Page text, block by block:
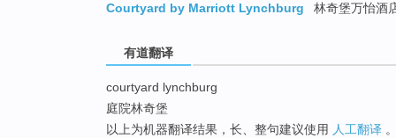
Courtyard by Marriott Lynchburg
林奇堡万怡酒
有道翻译
courtyard lynchburg
庭院林奇堡
以上为机器翻译结果，长、整句建议使用 人工翻译